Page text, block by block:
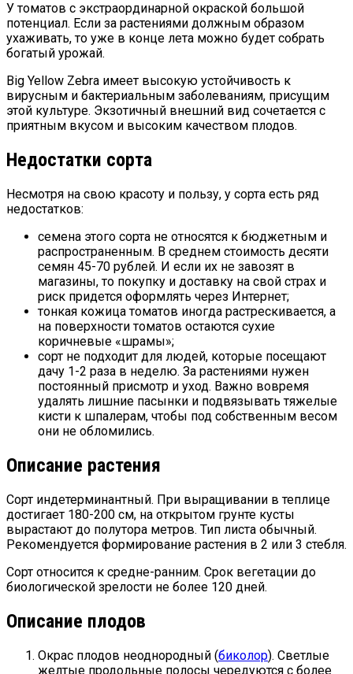
У томатов с экстраординарной окраской большой
потенциал. Если за растениями должным образом
ухаживать, то уже в конце лета можно будет собрать
богатый урожай.
Big Yellow Zebra имеет высокую устойчивость к
вирусным и бактериальным заболеваниям, присущим
этой культуре. Экзотичный внешний вид сочетается с
приятным вкусом и высоким качеством плодов.
Недостатки сорта
Несмотря на свою красоту и пользу, у сорта есть ряд
недостатков:
семена этого сорта не относятся к бюджетным и
распространенным. В среднем стоимость десяти
семян 45-70 рублей. И если их не завозят в
магазины, то покупку и доставку на свой страх и
риск придется оформлять через Интернет;
тонкая кожица томатов иногда растрескивается, а
на поверхности томатов остаются сухие
коричневые «шрамы»;
сорт не подходит для людей, которые посещают
дачу 1-2 раза в неделю. За растениями нужен
постоянный присмотр и уход. Важно вовремя
удалять лишние пасынки и подвязывать тяжелые
кисти к шпалерам, чтобы под собственным весом
они не обломились.
Описание растения
Сорт индетерминантный. При выращивании в теплице
достигает 180-200 см, на открытом грунте кусты
вырастают до полутора метров. Тип листа обычный.
Рекомендуется формирование растения в 2 или 3 стебля.
Сорт относится к средне-ранним. Срок вегетации до
биологической зрелости не более 120 дней.
Описание плодов
Окрас плодов неоднородный (биколор). Светлые
желтые продольные полосы чередуются с более